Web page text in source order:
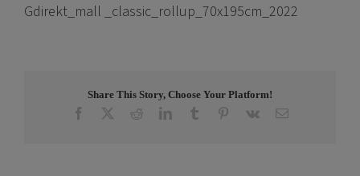
Gdirekt_mall _classic_rollup_70x195cm_2022
Share This Story, Choose Your Platform!
Facebook RedditLinkedInTumblr Pinterest
Vk E-